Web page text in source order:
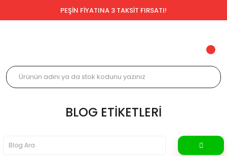
PEŞİN FİYATINA 3 TAKSİT FIRSATI!
BLOG ETIKETLERI